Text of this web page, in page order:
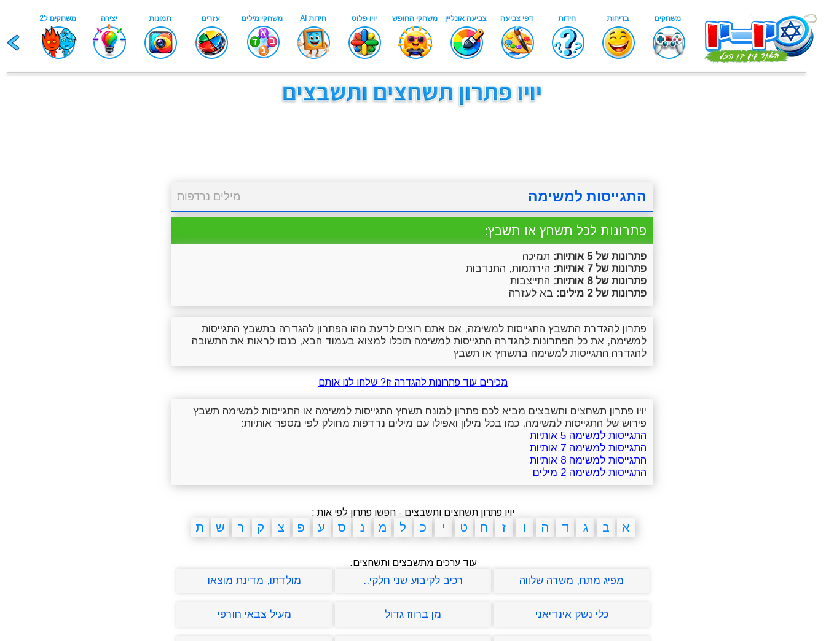
התגייסות למשימה מילים נרדפות
פתרונות לכל תשחץ או תשבץ:
פתרונות של 5 אותיות:
תמיכה
פתרונות של 7 אותיות:
הירתמות, התנדבות
פתרונות של 8 אותיות:
התייצבות
פתרונות של 2 מילים:
בא לעזרה
פתרון להגדרת התשבץ התגייסות למשימה, אם אתם רוצים לדעת מהו הפתרון להגדרה בתשבץ התגייסות
למשימה, את כל הפתרונות להגדרה התגייסות למשימה תוכלו למצוא בעמוד הבא, כנסו לראות את התשובה
להגדרה התגייסות למשימה בתשחץ או תשבץ
מכירים עוד פתרונות להגדרה זו? שלחו לנו אותם
יויו פתרון תשחצים ותשבצים מביא לכם פתרון למונח תשחץ התגייסות למשימה או התגייסות למשימה תשבץ
פירוש של התגייסות למשימה, כמו בכל מילון ואפילו עם מילים נרדפות מחולק לפי מספר אותיות:
התגייסות למשימה 5 אותיות
התגייסות למשימה 7 אותיות
התגייסות למשימה 8 אותיות
התגייסות למשימה 2 מילים
יויו פתרון תשחצים ותשבצים - חפשו פתרון לפי אות :
א ב ג ד ה ו ז ח ט י כ ל מ נ ס ע פ צ ק ר ש ת
עוד ערכים מתשבצים ותשחצים:
מפיג מתח, משרה שלווה רכיב לקיבוע שני חלקי.. מולדתו, מדינת מוצאו
כלי נשק אינדיאני מן ברווז גדול מעיל צבאי חורפי